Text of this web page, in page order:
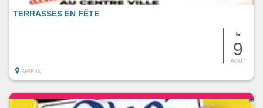
le
9
AOUT
TERRASSES EN FÊTE
SIGEAN